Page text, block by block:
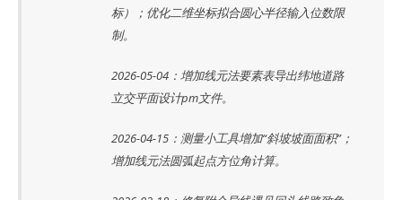
标）；优化二维坐标拟合圆心半径输入位数限
制。
2026-05-04：增加线元法要素表导出纬地道路
立交平面设计pm文件。
2026-04-15：测量小工具增加“斜坡坡面面积”；
增加线元法圆弧起点方位角计算。